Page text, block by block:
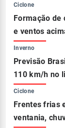
Ciclone
Formação de
e ventos
Inverno
Previsão
110 km/h no
Ciclone
Frentes frias
ventania,